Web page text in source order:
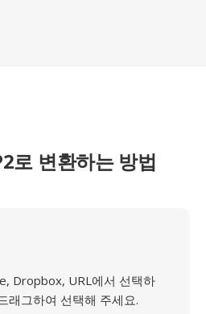
로 변환하는 방법
Dropbox, URL에서 선택하
래그하여 선택해 주세요.